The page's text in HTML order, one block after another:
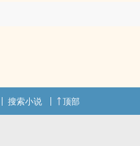
搜索小说 顶部